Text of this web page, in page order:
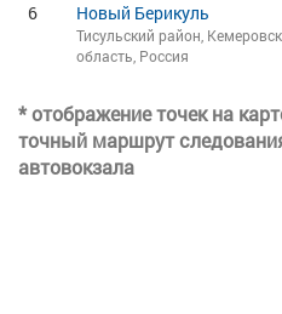
6 Новый Берикуль
Тисульский район,
область, Россия
* отображение точек на
точный маршрут
автовокзала